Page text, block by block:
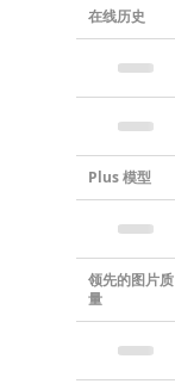
在线历史
Plus 模型
领先的图片质
量